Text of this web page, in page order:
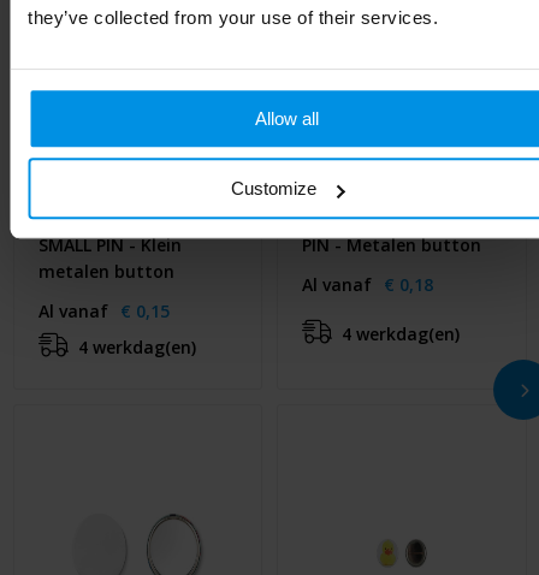
they’ve collected from your use of their services.
Allow all
Customize
SMALL PIN - Klein
metalen button
Al vanaf € 0,15
4 werkdag(en)
PIN - Metalen button
Al vanaf € 0,18
4 werkdag(en)